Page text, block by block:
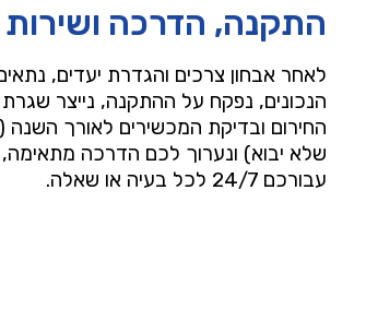
התקנה, הדרכה
לאחר אבחון צרכים והגדרת יעדים,
הנכונים, נפקח על ההתקנה, נייצר שגרת
החירום ובדיקת המכשירים לאורך השנה
שלא יבוא) ונערוך לכם הדרכה מתאימה,
עבורכם 24/7 לכל בעיה או שאלה.